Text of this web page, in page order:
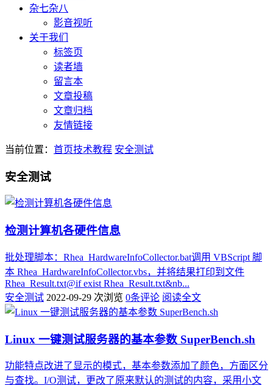
杂七杂八
影音视听
关于我们
标签页
读者墙
留言本
文章投稿
文章归档
友情链接
当前位置： 首页技术教程 安全测试
安全测试
检测计算机各硬件信息
批处理脚本：Rhea_HardwareInfoCollector.bat调用 VBScript 脚
本 Rhea_HardwareInfoCollector.vbs，并将结果打印到文件
Rhea_Result.txt@if exist Rhea_Result.txt&nb...
安全测试 2022-09-29 次浏览 0条评论 阅读全文
Linux 一键测试服务器的基本参数 SuperBench.sh
功能特点改进了显示的模式，基本参数添加了颜色，方面区分
与查找。I/O测试，更改了原来默认的测试的内容，采用小文